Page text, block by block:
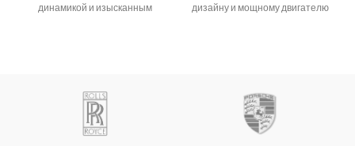
динамикой и изысканным
дизайну и мощному двигателю